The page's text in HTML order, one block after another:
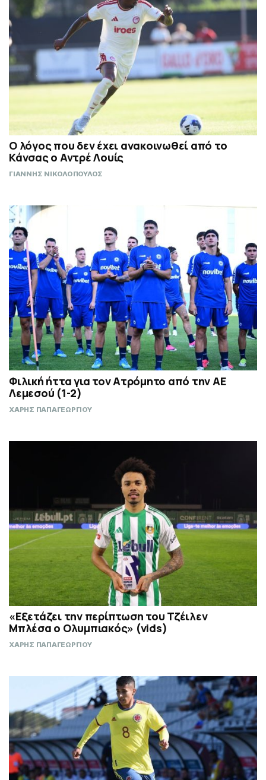
Ο λόγος που δεν έχει ανακοινωθεί από το
Κάνσας ο Αντρέ Λουίς
ΓΙΑΝΝΗΣ ΝΙΚΟΛΟΠΟΥΛΟΣ
Φιλική ήττα για τον Ατρόμητο από την ΑΕ
Λεμεσού (1-2)
ΧΑΡΗΣ ΠΑΠΑΓΕΩΡΓΙΟΥ
«Εξετάζει την περίπτωση του Τζέιλεν
Μπλέσα ο Ολυμπιακός» (vids)
ΧΑΡΗΣ ΠΑΠΑΓΕΩΡΓΙΟΥ